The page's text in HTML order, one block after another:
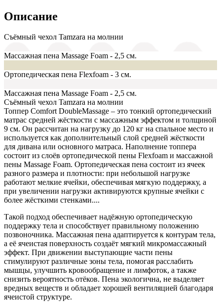
Описание
Съёмный чехол Tamzara на молнии
Массажная пена Massage Foam - 2,5 см.
Ортопедическая пена Flexfoam - 3 см.
Массажная пена Massage Foam - 2,5 см.
Съёмный чехол Tamzara на молнии
Топпер Comfort DoubleMassage – это тонкий ортопедический
матрас средней жёсткости с массажным эффектом и толщиной
9 см. Он рассчитан на нагрузку до 120 кг на спальное место и
используется как дополнительный слой средней жёсткости
для дивана или основного матраса. Наполнение топпера
состоит из слоёв ортопедической пены Flexfoam и массажной
пены Massage Foam. Ортопедическая пена состоит из ячеек
разного размера и плотности: при небольшой нагрузке
работают мелкие ячейки, обеспечивая мягкую поддержку, а
при увеличении нагрузки активируются крупные ячейки с
более жёсткими стенками....
Такой подход обеспечивает надёжную ортопедическую
поддержку тела и способствует правильному положению
позвоночника. Массажная пена адаптируется к контурам тела,
а её ячеистая поверхность создаёт мягкий микромассажный
эффект. При движении выступающие части пены
стимулируют различные зоны тела, помогая расслабить
мышцы, улучшить кровообращение и лимфоток, а также
снизить вероятность отёков. Пена экологична, не выделяет
вредных веществ и обладает хорошей вентиляцией благодаря
ячеистой структуре.